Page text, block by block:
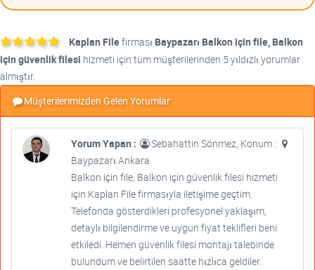
Kaplan Filefirması Baypazarı Balkon için file, Balkon
için güvenlik filesi hizmeti için tüm müşterilerinden 5 yıldızlı yorumlar
almıştır.
Müşterilerimizden Gelen Yorumlar
Yorum Yapan :
Sebahattin Sönmez, Konum :
Baypazarı Ankara
Balkon için file, Balkon için güvenlik filesi hizmeti
için Kaplan File firmasıyla iletişime geçtim.
Telefonda gösterdikleri profesyonel yaklaşım,
detaylı bilgilendirme ve uygun fiyat teklifleri beni
etkiledi. Hemen güvenlik filesi montajı talebinde
bulundum ve belirtilen saatte hızlıca geldiler.